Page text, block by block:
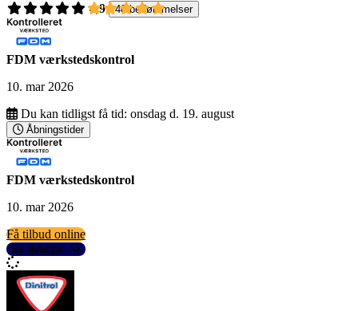
4,9
40 bedømmelser
FDM værkstedskontrol
10. mar 2026
Du kan tidligst få tid: onsdag d. 19. august
Åbningstider
FDM værkstedskontrol
10. mar 2026
Få tilbud online
Se detaljer